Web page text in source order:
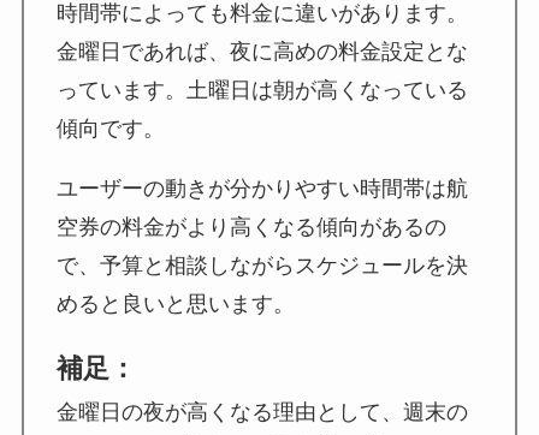
時間帯によっても料金に違いがあります。
金曜日であれば、夜に高めの料金設定とな
っています。土曜日は朝が高くなっている
傾向です。
ユーザーの動きが分かりやすい時間帯は航
空券の料金がより高くなる傾向があるの
で、予算と相談しながらスケジュールを決
めると良いと思います。
補足：
金曜日の夜が高くなる理由として、週末の